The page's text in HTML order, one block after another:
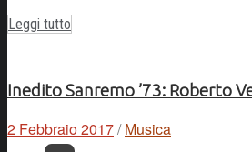
Leggi tutto
Inedito Sanremo ’73: Roberto
2 Febbraio 2017/ Musica